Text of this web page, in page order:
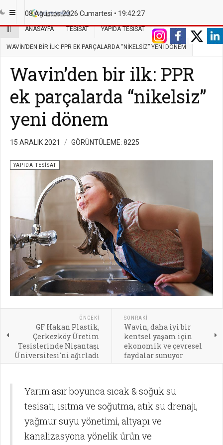
08 Ağustos 2026 Cumartesi • 19:42:27
ANASAYFA TESISAT YAPIDA TESISAT
WAVIN’DEN BIR ILK: PPR EK PARÇALARDA “NIKELSIZ” YENI DÖNEM
Wavin’den bir ilk: PPR
ek parçalarda “nikelsiz”
yeni dönem
15 ARALIK 2021 GÖRÜNTÜLEME: 8225
YAPIDA TESISAT
ÖNCEKI
GF Hakan Plastik,
Çerkezköy Üretim
Tesislerinde Nişantaşı
Üniversitesi'ni ağırladı
SONRAKI
Wavin, daha iyi bir
kentsel yaşam için
ekonomik ve çevresel
faydalar sunuyor
Yarım asır boyunca sıcak & soğuk su
tesisatı, ısıtma ve soğutma, atık su drenajı,
yağmur suyu yönetimi, altyapı ve
kanalizasyona yönelik ürün ve